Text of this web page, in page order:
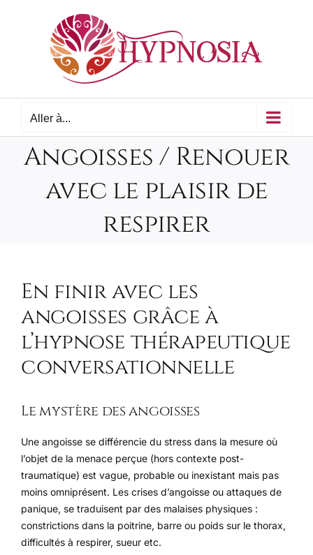
Aller à...
Angoisses / Renouer
avec le plaisir de
respirer
En finir avec les
angoisses grâce à
l’hypnose thérapeutique
conversationnelle
Le mystère des angoisses
Une angoisse se différencie du stress dans la mesure où
l’objet de la menace perçue (hors contexte post-
traumatique) est vague, probable ou inexistant mais pas
moins omniprésent. Les crises d’angoisse ou attaques de
panique, se traduisent par des malaises physiques :
constrictions dans la poitrine, barre ou poids sur le thorax,
difficultés à respirer, sueur etc.